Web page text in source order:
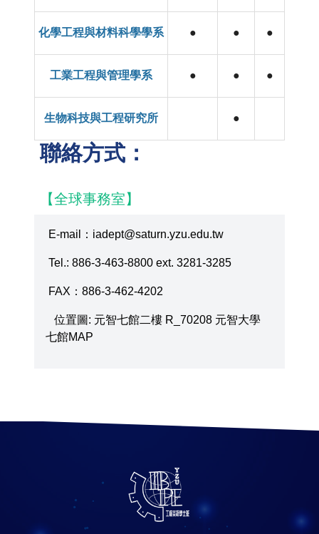
化學工程與材料科學學系 ● ● ●
工業工程與管理學系 ● ● ●
生物科技與工程研究所 ●
聯絡方式：
【全球事務室】
E-mail：iadept@saturn.yzu.edu.tw
Tel.: 886-3-463-8800 ext. 3281-3285
FAX：886-3-462-4202
位置圖: 元智七館二樓 R_70208 元智大學
七館MAP